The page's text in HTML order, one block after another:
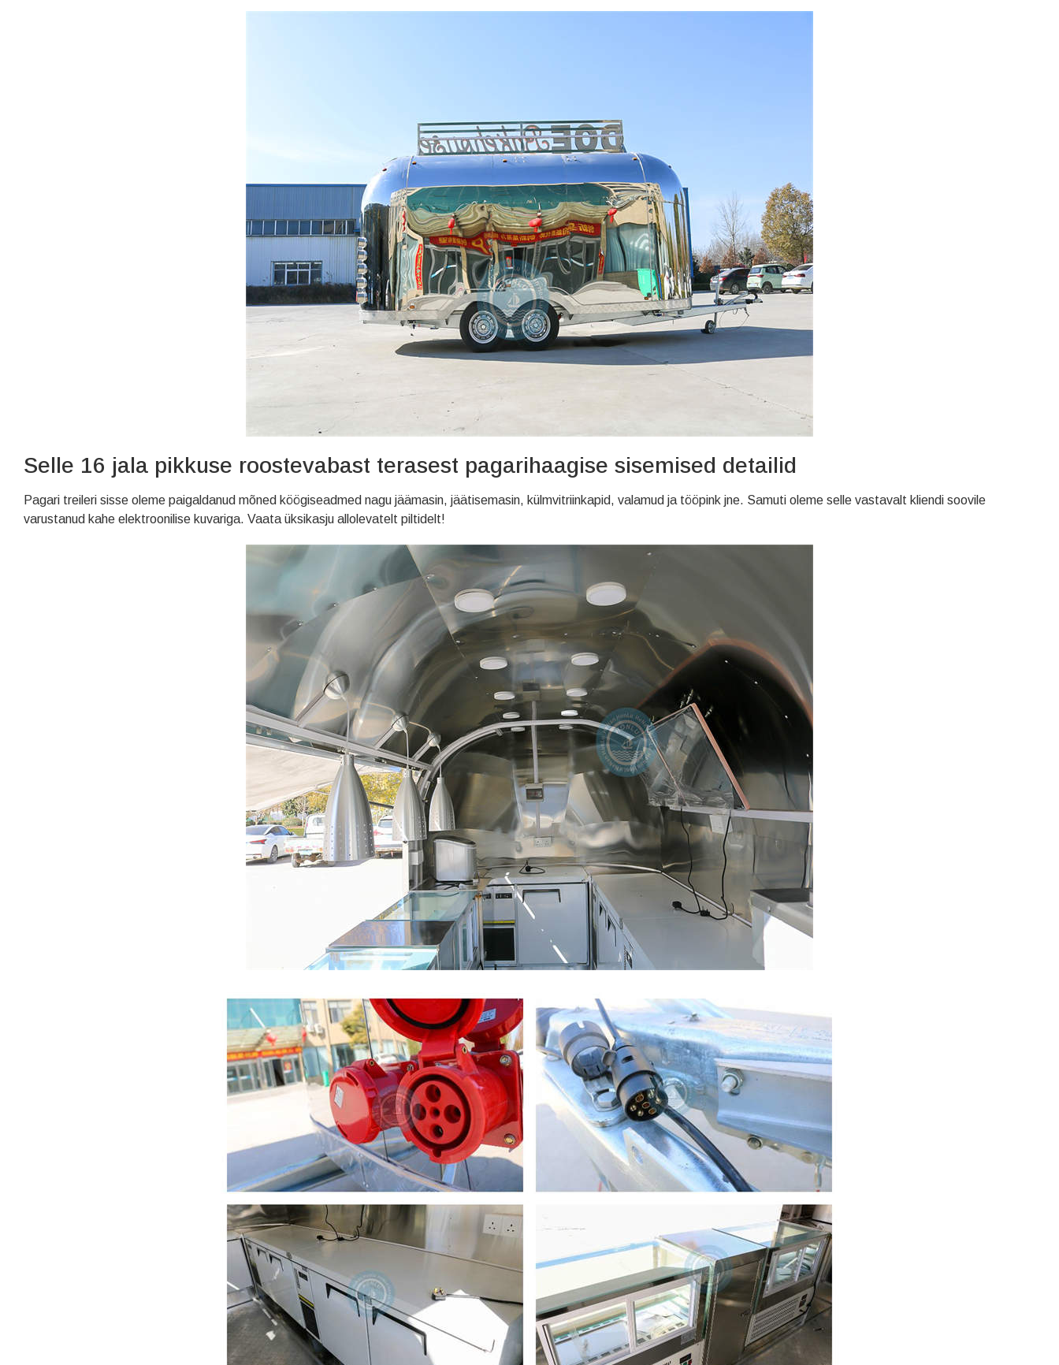
Selle 16 jala pikkuse roostevabast terasest pagarihaagise sisemised detailid
Pagari treileri sisse oleme paigaldanud mõned köögiseadmed nagu jäämasin, jäätisemasin, külmvitriinkapid, valamud ja tööpink jne. Samuti oleme selle vastavalt kliendi soovile
varustanud kahe elektroonilise kuvariga. Vaata üksikasju allolevatelt piltidelt!